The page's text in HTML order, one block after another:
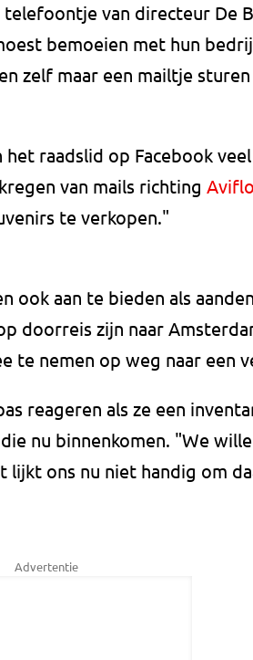
van directeur De
bemoeien met hun
zelf maar een mailtje
raadslid op Facebook
van mails richting
te verkopen."
ook aan te bieden als
doorreis zijn naar
te nemen op weg naar een
reageren als ze een
nu binnenkomen. "We
lijkt ons nu niet handig om
Advertentie